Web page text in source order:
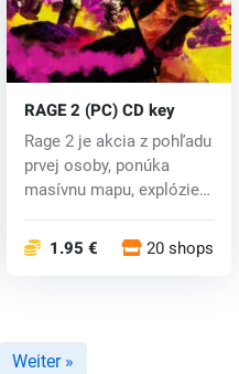
RAGE 2 (PC) CD key
Rage 2 je akcia z pohľadu
prvej osoby, ponúka
masívnu mapu, explózie,
1.95 € 20 shops
Weiter »